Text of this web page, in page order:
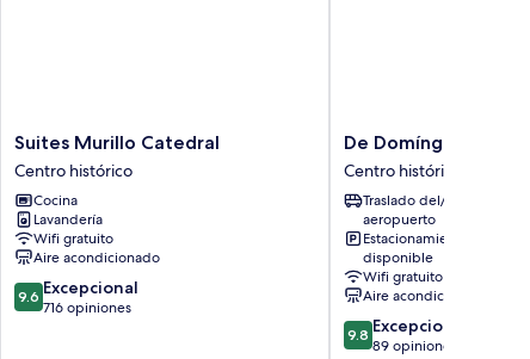
Suites
Murillo
Catedral
Centro
histórico
Suites Murillo Catedral
Centro histórico
Cocina
Lavandería
Wifi gratuito
Aire acondicionado
9.6
de
9.6 Excepcional
716 opiniones
De
Domínguez
Hotel
Boutique
Centro
histórico
De Domínguez
Centro histórico
Traslado del/al
aeropuerto
Estacionamiento
disponible
Wifi gratuito
Aire acondicionado
9.8
de
9.8 Excepcional
89 opiniones